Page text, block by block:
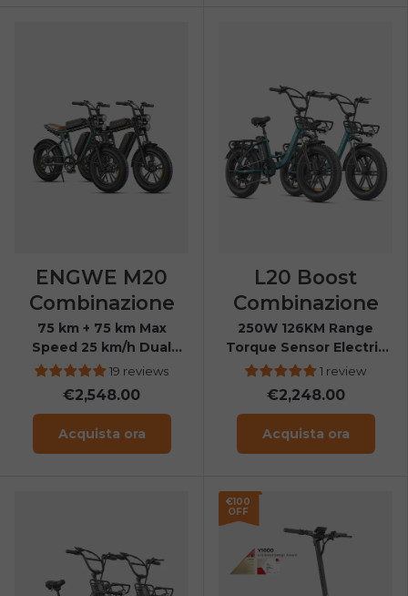
ENGWE M20
Combinazione
75 km + 75 km Max
Speed 25 km/h Dual
Suspension Long Range
E-bike
19 reviews
€2,548.00
Acquista ora
L20 Boost
Combinazione
250W 126KM Range
Torque Sensor Electric
Fat Bike with a Boost
Button
1 review
€2,248.00
Acquista ora
€100
OFF